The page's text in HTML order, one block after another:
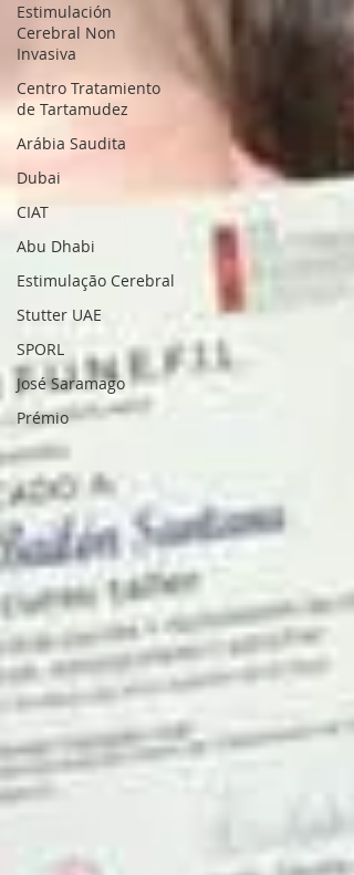
Estimulación
Cerebral Non
Invasiva
Centro Tratamiento
de Tartamudez
Arábia Saudita
Dubai
CIAT
Abu Dhabi
Estimulação Cerebral
Stutter UAE
SPORL
José Saramago
Prémio